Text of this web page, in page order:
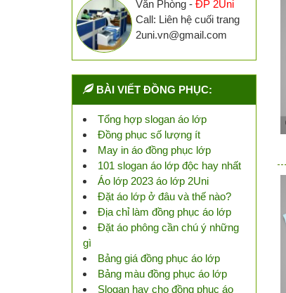
Văn Phòng - ĐP 2Uni
Call: Liên hệ cuối trang
2uni.vn@gmail.com
BÀI VIẾT ĐỒNG PHỤC:
Tổng hợp slogan áo lớp
Đồng phục số lượng ít
May in áo đồng phục lớp
101 slogan áo lớp độc hay nhất
Áo lớp 2023 áo lớp 2Uni
Đặt áo lớp ở đâu và thế nào?
Địa chỉ làm đồng phục áo lớp
Đặt áo phông cần chú ý những
gì
Bảng giá đồng phục áo lớp
Bảng màu đồng phục áo lớp
Slogan hay cho đồng phục áo